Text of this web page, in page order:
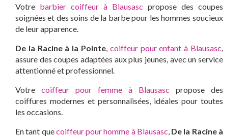
Votre barbier coiffeur à Blausasc propose des coupes
soignées et des soins de la barbe pour les hommes soucieux
de leur apparence.
De la Racine à la Pointe, coiffeur pour enfant à Blausasc,
assure des coupes adaptées aux plus jeunes, avec un service
attentionné et professionnel.
Votre coiffeur pour femme à Blausasc propose des
coiffures modernes et personnalisées, idéales pour toutes
les occasions.
En tant quecoiffeur pour homme à Blausasc, De la Racine à